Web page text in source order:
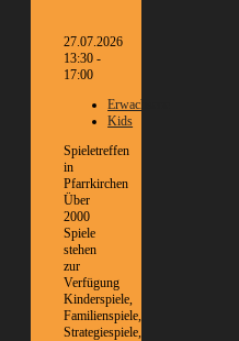
27.07.2026
13:30 -
17:00
Erwachsene
Kids
Spieletreffen
in
Pfarrkirchen
Über
2000
Spiele
stehen
zur
Verfügung
Kinderspiele,
Familienspiele,
Strategiespiele,